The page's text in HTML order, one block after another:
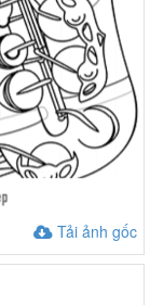
Tải ảnh gốc